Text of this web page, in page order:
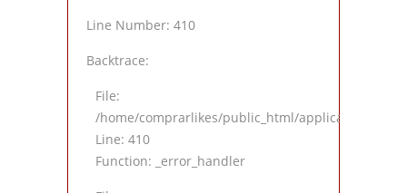
Line Number: 410
Backtrace:
File:
/home/comprarlikes/public_html/application/
Line: 410
Function: _error_handler